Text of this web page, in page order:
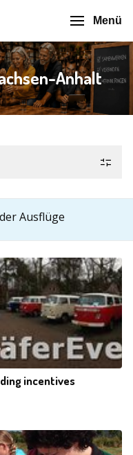
Menü
Anhalt
Ausflüge
incentives